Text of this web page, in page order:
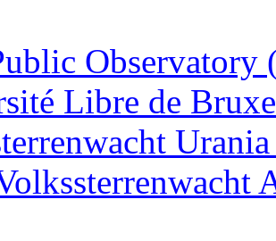
Observatory
Libre de